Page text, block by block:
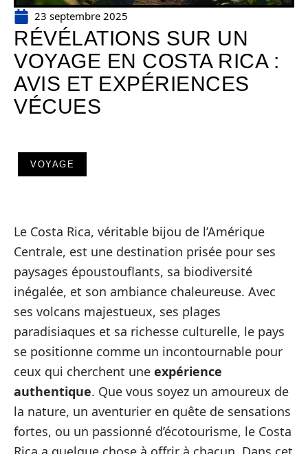
23 septembre 2025
RÉVÉLATIONS SUR UN
VOYAGE EN COSTA RICA :
AVIS ET EXPÉRIENCES
VÉCUES
VOYAGE
Le Costa Rica, véritable bijou de l’Amérique
Centrale, est une destination prisée pour ses
paysages époustouflants, sa biodiversité
inégalée, et son ambiance chaleureuse. Avec
ses volcans majestueux, ses plages
paradisiaques et sa richesse culturelle, le pays
se positionne comme un incontournable pour
ceux qui cherchent une expérience
authentique. Que vous soyez un amoureux de
la nature, un aventurier en quête de sensations
fortes, ou un passionné d’écotourisme, le Costa